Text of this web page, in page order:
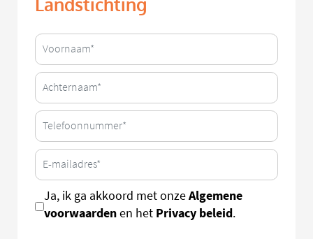
Landstichting
Ja, ik ga akkoord met onzeAlgemene
voorwaardenen het Privacy beleid.